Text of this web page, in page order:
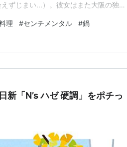
ずじまい...）。彼女はまた大阪の独り
家人がせっせと料理を温め…
理 #センチメンタル #鍋
新「N’s ハゼ 硬調」をポチっ